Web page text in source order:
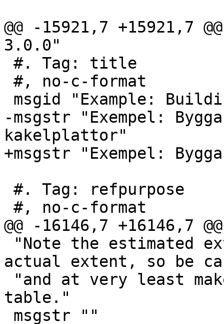
@@ -15921,7 +15921,7
3.0.0"
-msgstr "Exempel:
kakelplattor"
+msgstr "Exempel:
@@ -16146,7 +16146,7
actual extent, so be
table."